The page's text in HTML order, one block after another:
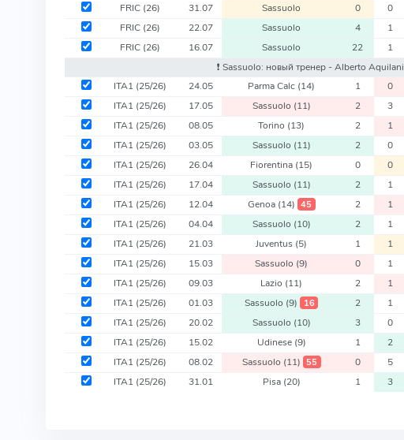
FRIC (26) 31.07 Sassuolo 0 0
FRIC (26) 22.07 Sassuolo 4 1
FRIC (26) 16.07 Sassuolo 22 1
❗️ Sassuolo: новый тренер - Alberto Aquilani
ITA1 (25/26) 24.05 Parma Calc (14) 1 0
ITA1 (25/26) 17.05 Sassuolo (11) 2 3
ITA1 (25/26) 08.05 Torino (13) 2 1
ITA1 (25/26) 03.05 Sassuolo (11) 2 0
ITA1 (25/26) 26.04 Fiorentina (15) 0 0
ITA1 (25/26) 17.04 Sassuolo (11) 2 1
ITA1 (25/26) 12.04 Genoa (14) 45 2 1
ITA1 (25/26) 04.04 Sassuolo (10) 2 1
ITA1 (25/26) 21.03 Juventus (5) 1 1
ITA1 (25/26) 15.03 Sassuolo (9) 0 1
ITA1 (25/26) 09.03 Lazio (11) 2 1
ITA1 (25/26) 01.03 Sassuolo (9) 16 2 1
ITA1 (25/26) 20.02 Sassuolo (10) 3 0
ITA1 (25/26) 15.02 Udinese (9) 1 2
ITA1 (25/26) 08.02 Sassuolo (11) 55 0 5
ITA1 (25/26) 31.01 Pisa (20) 1 3